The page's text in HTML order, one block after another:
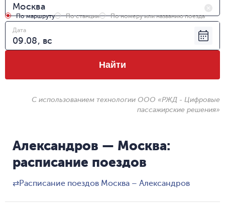
По маршруту По станции
По номеру или названию поезда
Дата
Найти
С использованием технологии ООО «РЖД - Цифровые
пассажирские решения»
Александров — Москва:
расписание поездов
⇄Расписание поездов Москва – Александров